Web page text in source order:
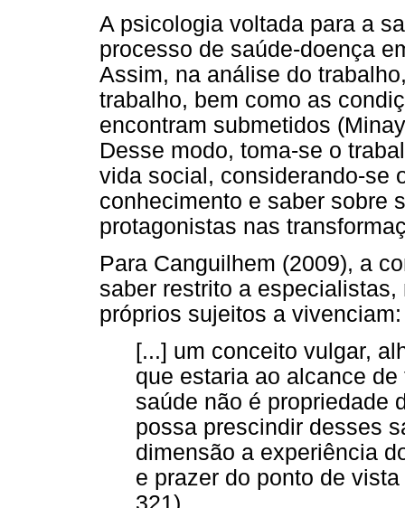
A psicologia voltada para a
processo de saúde-doença
Assim, na análise do
trabalho, bem como as
encontram submetidos
Desse modo, toma-se o
vida social, considerando-se
conhecimento e saber sobre
protagonistas nas
Para Canguilhem (2009), a
saber restrito a
próprios sujeitos a vivenciam:
[...] um conceito vulgar,
que estaria ao alcance
saúde não é propriedade
possa prescindir desses
dimensão a experiência
e prazer do ponto de